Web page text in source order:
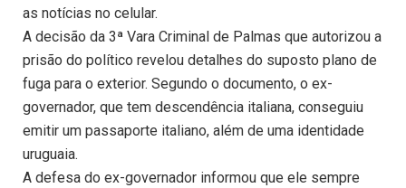
as notícias no celular.
A decisão da 3ª Vara Criminal de Palmas que autorizou a
prisão do político revelou detalhes do suposto plano de
fuga para o exterior. Segundo o documento, o ex-
governador, que tem descendência italiana, conseguiu
emitir um passaporte italiano, além de uma identidade
uruguaia.
A defesa do ex-governador informou que ele sempre